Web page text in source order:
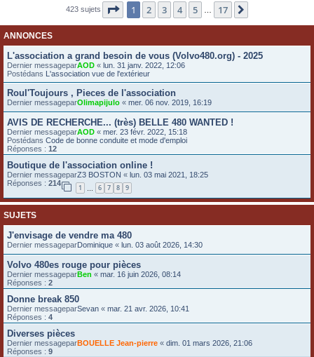
423 sujets Page 1sur17
1 2 3 4 5 17
ANNONCES
L'association a grand besoin de vous (Volvo480.org) - 2025
Dernier messageparAOD « lun. 31 janv. 2022, 12:06
Postédans L'association vue de l'extérieur
Roul'Toujours , Pieces de l'association
Dernier messageparOlimapijulo « mer. 06 nov. 2019, 16:19
AVIS DE RECHERCHE... (très) BELLE 480 WANTED !
Dernier messageparAOD « mer. 23 févr. 2022, 15:18
Postédans Code de bonne conduite et mode d'emploi
Réponses : 12
Boutique de l'association online !
Dernier messageparZ3 BOSTON « lun. 03 mai 2021, 18:25
Réponses : 214
1 … 6 7 8 9
SUJETS
J'envisage de vendre ma 480
Dernier messageparDominique « lun. 03 août 2026, 14:30
Volvo 480es rouge pour pièces
Dernier messageparBen « mar. 16 juin 2026, 08:14
Réponses : 2
Donne break 850
Dernier messageparSevan « mar. 21 avr. 2026, 10:41
Réponses : 4
Diverses pièces
Dernier messageparBOUELLE Jean-pierre « dim. 01 mars 2026, 21:06
Réponses : 9